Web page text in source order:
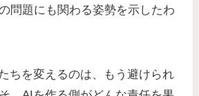
問題にも関わる姿勢を示したわ
ちを変えるのは、もう避けられ